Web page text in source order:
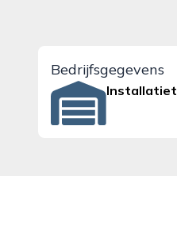
Bedrijfsgegevens